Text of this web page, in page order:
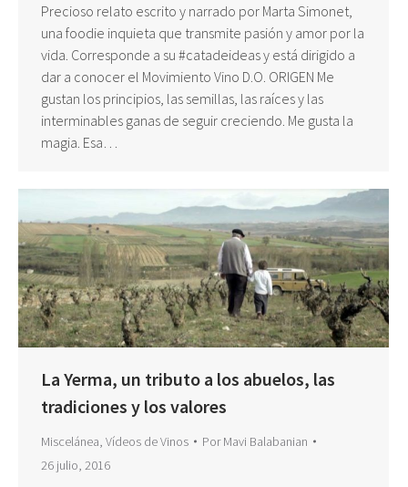
Precioso relato escrito y narrado por Marta Simonet,
una foodie inquieta que transmite pasión y amor por la
vida. Corresponde a su #catadeideas y está dirigido a
dar a conocer el Movimiento Vino D.O. ORIGEN Me
gustan los principios, las semillas, las raíces y las
interminables ganas de seguir creciendo. Me gusta la
magia. Esa…
La Yerma, un tributo a los abuelos, las
tradiciones y los valores
Miscelánea, Vídeos de Vinos PorMavi Balabanian
26 julio, 2016